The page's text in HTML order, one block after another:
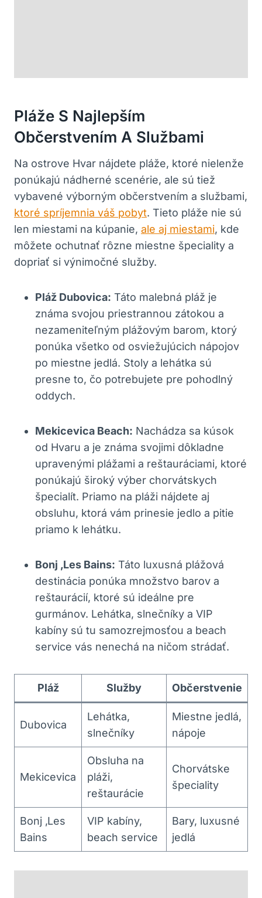
Pláže S Najlepším
Občerstvením A Službami
Na ostrove Hvar nájdete pláže, ktoré nielenže
ponúkajú nádherné scenérie, ale sú tiež
vybavené výborným občerstvením a službami,
ktoré spríjemnia váš pobyt. Tieto pláže nie sú
len miestami na kúpanie, ale aj miestami, kde
môžete ochutnať rôzne miestne špeciality a
dopriať si výnimočné služby.
Pláž Dubovica: Táto malebná pláž je
známa svojou priestrannou zátokou a
nezameniteľným plážovým barom, ktorý
ponúka všetko od osviežujúcich nápojov
po miestne jedlá. Stoly a lehátka sú
presne to, čo potrebujete pre pohodlný
oddych.
Mekicevica Beach: Nachádza sa kúsok
od Hvaru a je známa svojimi dôkladne
upravenými plážami a reštauráciami, ktoré
ponúkajú široký výber chorvátskych
špecialít. Priamo na pláži nájdete aj
obsluhu, ktorá vám prinesie jedlo a pitie
priamo k lehátku.
Bonj ‚Les Bains: Táto luxusná plážová
destinácia ponúka množstvo barov a
reštaurácií, ktoré sú ideálne pre
gurmánov. Lehátka, slnečníky a VIP
kabíny sú tu samozrejmosťou a beach
service vás nenechá na ničom strádať.
Pláž Služby Občerstvenie
Dubovica
Lehátka,
slnečníky
Miestne jedlá,
nápoje
Mekicevica
Obsluha na
pláži,
reštaurácie
Chorvátske
špeciality
Bonj ‚Les
Bains
VIP kabíny,
beach service
Bary, luxusné
jedlá